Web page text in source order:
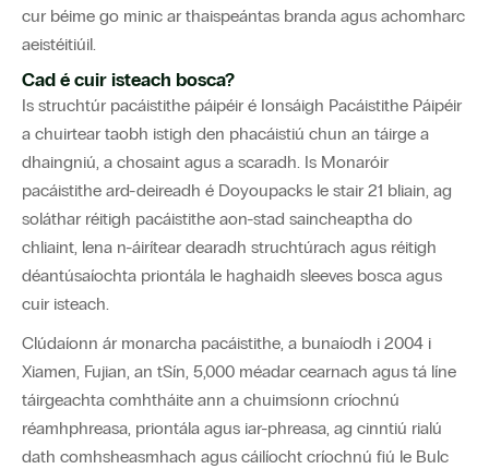
cur béime go minic ar thaispeántas branda agus achomharc
aeistéitiúil.
Cad é cuir isteach bosca?
Is struchtúr pacáistithe páipéir é Ionsáigh Pacáistithe Páipéir
a chuirtear taobh istigh den phacáistiú chun an táirge a
dhaingniú, a chosaint agus a scaradh. Is Monaróir
pacáistithe ard-deireadh é Doyoupacks le stair 21 bliain, ag
soláthar réitigh pacáistithe aon-stad saincheaptha do
chliaint, lena n-áirítear dearadh struchtúrach agus réitigh
déantúsaíochta priontála le haghaidh sleeves bosca agus
cuir isteach.
Clúdaíonn ár monarcha pacáistithe, a bunaíodh i 2004 i
Xiamen, Fujian, an tSín, 5,000 méadar cearnach agus tá líne
táirgeachta comhtháite ann a chuimsíonn críochnú
réamhphreasa, priontála agus iar-phreasa, ag cinntiú rialú
dath comhsheasmhach agus cáilíocht críochnú fiú le Bulc